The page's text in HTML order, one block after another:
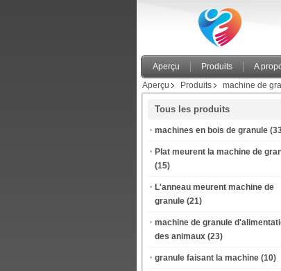
Aperçu Produits A
Aperçu
Produits machine de
Tous les produits
machines en bois de granule
Plat meurent la machine de
(15)
L'anneau meurent machine de
granule (21)
machine de granule
des animaux (23)
granule faisant la machine (10)